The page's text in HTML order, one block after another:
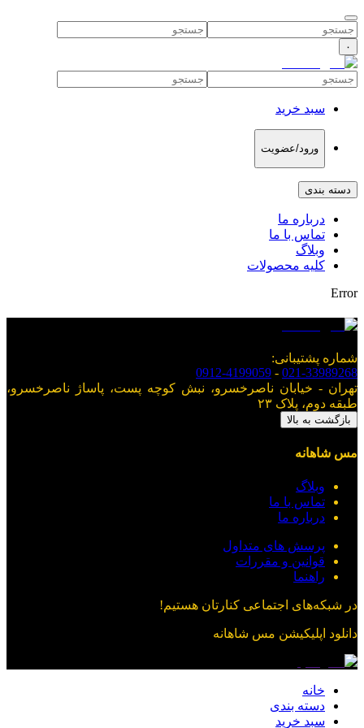
۰
سبد خرید
ورود/عضویت
دسته بندی
درباره ما
تماس با ما
وبلاگ
کلیه محصولات
Error
شماره پشتیبانی:
021-33989268
-
0912-4199059
تهران - خیابان ناصرخسرو، نبش کوچه پست، پاساژ ناصرخسرو،
طبقه دوم، پلاک ۲۳
بازگشت به بالا
مس شاهانه
وبلاگ
تماس با ما
درباره ما
پرسش های متداول
قوانین و مقررات
راهنما
در شبکه‌های اجتماعی کنارتان هستیم!
دانلود اپلیکیشن مس شاهانه
خانه
دسته بندی
سبد خرید